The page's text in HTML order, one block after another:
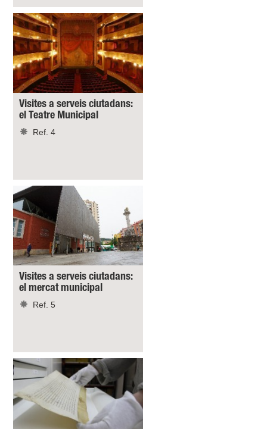
Visites a serveis ciutadans:
el Teatre Municipal
Ref. 4
Visites a serveis ciutadans:
el mercat municipal
Ref. 5